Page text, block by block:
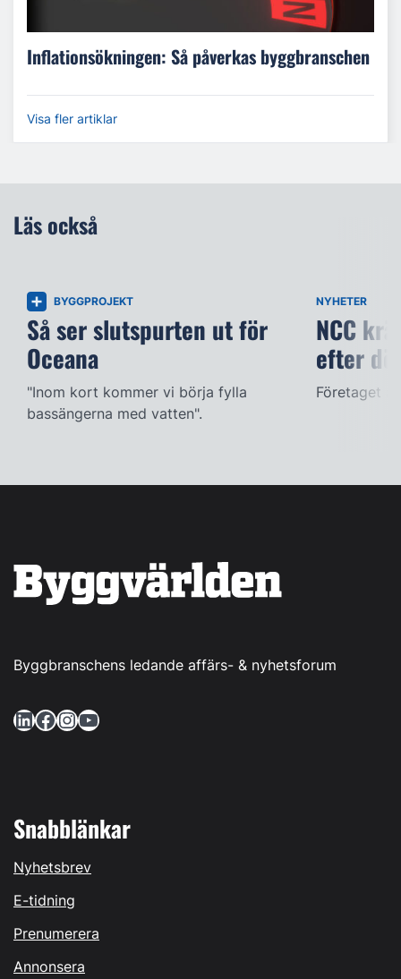
Inflationsökningen: Så påverkas byggbranschen
Visa fler artiklar
Läs också
BYGGPROJEKT
Så ser slutspurten ut för
Oceana
"Inom kort kommer vi börja fylla
bassängerna med vatten".
NYHETER
NCC
efter
Företaget
Byggbranschens ledande affärs- & nyhetsforum
LinkedIn Facebook InstagramYouTube
Snabblänkar
Nyhetsbrev
E-tidning
Prenumerera
Annonsera